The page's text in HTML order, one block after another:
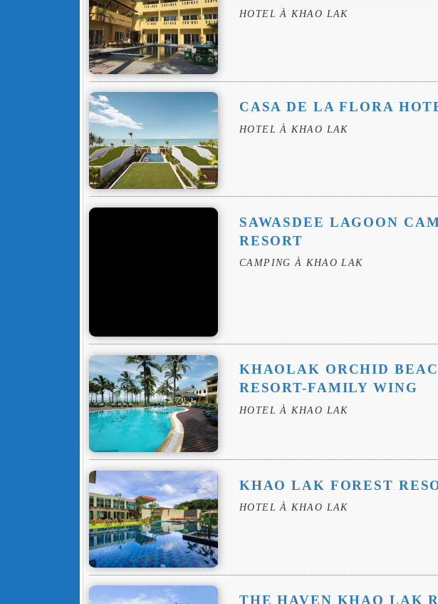
HOTEL À KHAO LAK
CASA DE LA FLORA
HOTEL À KHAO LAK
SAWASDEE LAGOON
RESORT
CAMPING À KHAO LAK
KHAOLAK ORCHID
RESORT-FAMILY WING
HOTEL À KHAO LAK
KHAO LAK FOREST
HOTEL À KHAO LAK
THE HAVEN KHAO LAK